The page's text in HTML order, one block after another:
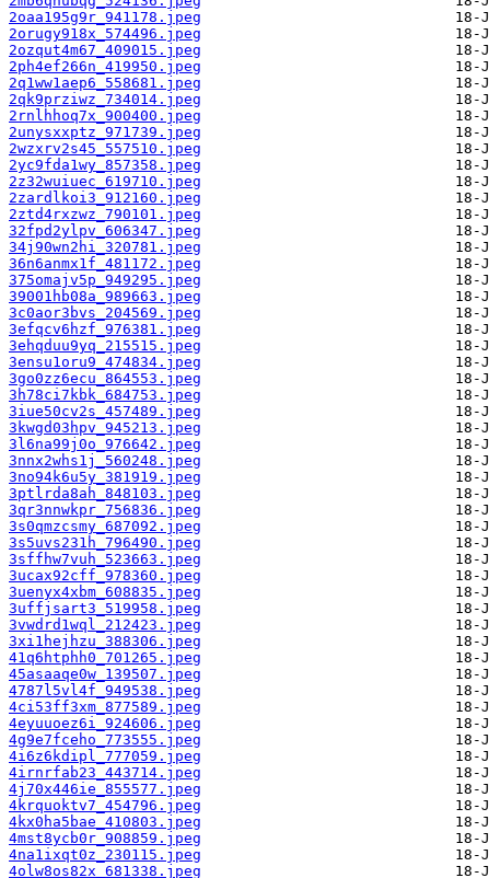
2oaa195g9r_941178.jpeg
2orugy918x_574496.jpeg
2ozqut4m67_409015.jpeg
2ph4ef266n_419950.jpeg
2q1ww1aep6_558681.jpeg
2qk9prziwz_734014.jpeg
2rnlhhoq7x_900400.jpeg
2unysxxptz_971739.jpeg
2wzxrv2s45_557510.jpeg
2yc9fda1wy_857358.jpeg
2z32wuiuec_619710.jpeg
2zardlkoi3_912160.jpeg
2ztd4rxzwz_790101.jpeg
32fpd2ylpv_606347.jpeg
34j90wn2hi_320781.jpeg
36n6anmx1f_481172.jpeg
375omajv5p_949295.jpeg
39001hb08a_989663.jpeg
3c0aor3bvs_204569.jpeg
3efqcv6hzf_976381.jpeg
3ehqduu9yq_215515.jpeg
3ensu1oru9_474834.jpeg
3go0zz6ecu_864553.jpeg
3h78ci7kbk_684753.jpeg
3iue50cv2s_457489.jpeg
3kwgd03hpv_945213.jpeg
3l6na99j0o_976642.jpeg
3nnx2whs1j_560248.jpeg
3no94k6u5y_381919.jpeg
3ptlrda8ah_848103.jpeg
3qr3nnwkpr_756836.jpeg
3s0qmzcsmy_687092.jpeg
3s5uvs231h_796490.jpeg
3sffhw7vuh_523663.jpeg
3ucax92cff_978360.jpeg
3uenyx4xbm_608835.jpeg
3uffjsart3_519958.jpeg
3vwdrd1wql_212423.jpeg
3xi1hejhzu_388306.jpeg
41q6htphh0_701265.jpeg
45asaaqe0w_139507.jpeg
4787l5vl4f_949538.jpeg
4ci53ff3xm_877589.jpeg
4eyuuoez6i_924606.jpeg
4g9e7fceho_773555.jpeg
4i6z6kdipl_777059.jpeg
4irnrfab23_443714.jpeg
4j70x446ie_855577.jpeg
4krquoktv7_454796.jpeg
4kx0ha5bae_410803.jpeg
4mst8ycb0r_908859.jpeg
4na1ixqt0z_230115.jpeg
4olw8os82x_681338.jpeg